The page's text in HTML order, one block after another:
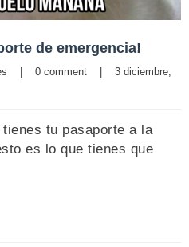
de emergencia!
| 0 comment |
3 diciembre,
tu pasaporte a la
es lo que tienes que